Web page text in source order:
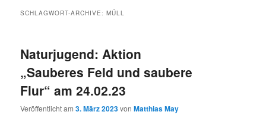
SCHLAGWORT-ARCHIVE:MÜLL
Naturjugend: Aktion
„Sauberes Feld und saubere
Flur“ am 24.02.23
Veröffentlicht am3. März 2023vonMatthias May